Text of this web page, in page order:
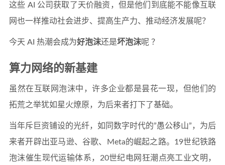
这些 AI 公司获取了天价融资，但是他们到底能不能像互联
网也一样推动社会进步、提高生产力、推动经济发展呢？
今天 AI 热潮会成为好泡沫还是坏泡沫呢 ？
算力网络的新基建
虽然在互联网泡沫中，许多企业都是昙花一现，但他们的
拓荒之举犹如星火燎原，为后来者打下了基础。
当年斥巨资铺设的光纤，如同数字时代的”愚公移山”，为后
来者开辟出亚马逊、谷歌、Meta的崛起之路。19世纪铁路
泡沫催生现代运输体系，20世纪电网狂潮点亮工业文明，